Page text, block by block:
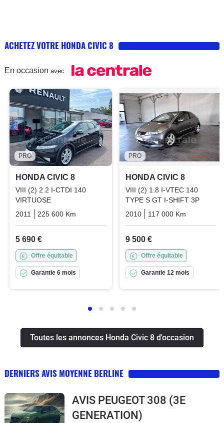
ACHETEZ VOTRE HONDA CIVIC 8
En occasion avec
PRO
HONDA CIVIC 8
VIII (2) 2.2 I-CTDI 140
VIRTUOSE
2011
225 600 Km Diesel
5 690 €
Offre équitable
Garantie 6 mois
PRO
HONDA CIVIC 8
VIII (2) 1.8 I-VTEC 140
TYPE S GT I-SHIFT 3P
2010
117 000 Km
9 500 €
Offre équitable
Garantie 12 mois
Toutes les annonces Honda Civic 8 d'occasion
DERNIERS AVIS MOYENNE BERLINE
AVIS PEUGEOT 308 (3E
GENERATION)